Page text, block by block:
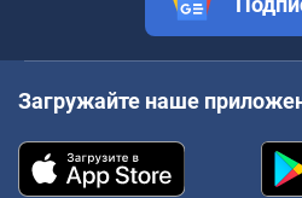
Загружайте наше